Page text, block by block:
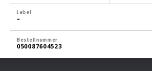
Label
–
Bestellnummer
050087604523